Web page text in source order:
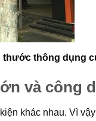
thước thông dụng
và công
khác nhau. Vì vậy